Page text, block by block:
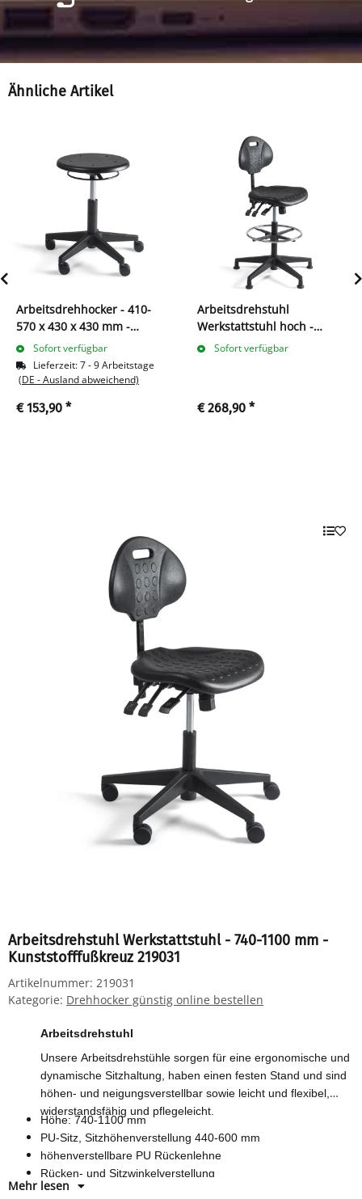
Ähnliche Artikel
Arbeitsdrehhocker - 410-
570 x 430 x 430 mm -
Kunststofffußkreuz 219001
Sofort verfügbar
Lieferzeit:7 - 9 Arbeitstage
(DE - Ausland abweichend)
€ 153,90 *
Arbeitsdrehstuhl
Werkstattstuhl hoch -
1050-1320 mm -
Sofort verfügbar
€ 268,90 *
Arbeitsdrehstuhl Werkstattstuhl - 740-1100 mm -
Kunststofffußkreuz 219031
Artikelnummer: 219031
Kategorie: Drehhocker günstig online bestellen
Arbeitsdrehstuhl
Unsere Arbeitsdrehstühle sorgen für eine ergonomische und
dynamische Sitzhaltung, haben einen festen Stand und sind
höhen- und neigungsverstellbar sowie leicht und flexibel,
widerstandsfähig und pflegeleicht.
Höhe: 740-1100 mm
PU-Sitz, Sitzhöhenverstellung 440-600 mm
höhenverstellbare PU Rückenlehne
Rücken- und Sitzwinkelverstellung
160 mm Gasfeder
Mehr lesen